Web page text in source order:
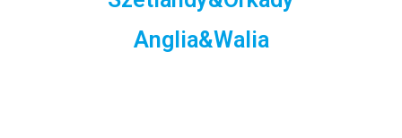
Anglia&Walia